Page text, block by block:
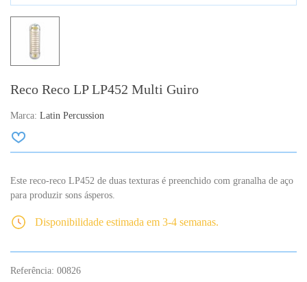
Reco Reco LP LP452 Multi Guiro
Marca: Latin Percussion
Este reco-reco LP452 de duas texturas é preenchido com granalha de aço
para produzir sons ásperos.
Disponibilidade estimada em 3-4 semanas.
Referência: 00826